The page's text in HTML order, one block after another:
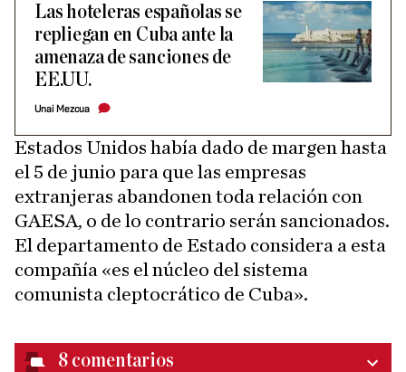
Las hoteleras españolas se
repliegan en Cuba ante la
amenaza de sanciones de
EE.UU.
Unai Mezcua
Estados Unidos había dado de margen hasta
el 5 de junio para que las empresas
extranjeras abandonen toda relación con
GAESA, o de lo contrario serán sancionados.
El departamento de Estado considera a esta
compañía «es el núcleo del sistema
comunista cleptocrático de Cuba».
8 comentarios